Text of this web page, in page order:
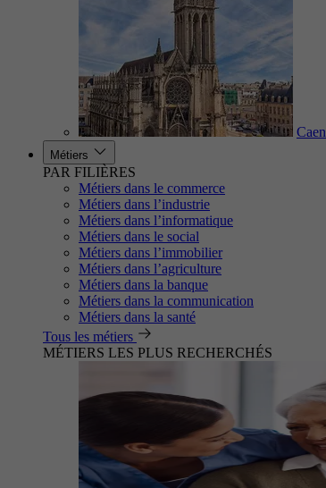
Caen
Métiers
PAR FILIÈRES
Métiers dans le commerce
Métiers dans l’industrie
Métiers dans l’informatique
Métiers dans le social
Métiers dans l’immobilier
Métiers dans l’agriculture
Métiers dans la banque
Métiers dans la communication
Métiers dans la santé
Tous les métiers
MÉTIERS LES PLUS RECHERCHÉS